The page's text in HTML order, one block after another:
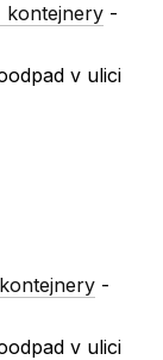
kontejnery -
v ulici
kontejnery -
v ulici